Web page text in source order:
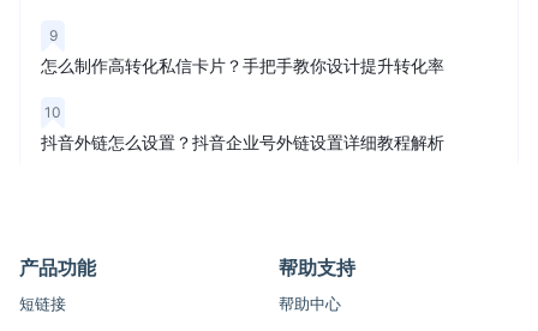
9
怎么制作高转化私信卡片？手把手教你设计提升转化率
10
抖音外链怎么设置？抖音企业号外链设置详细教程解析
产品功能
短链接
帮助支持
帮助中心